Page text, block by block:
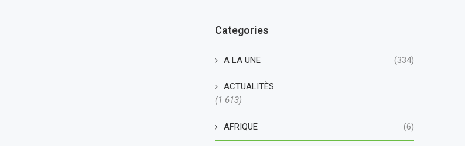
Categories
A LA UNE (334)
ACTUALITÈS
(1 613)
AFRIQUE (6)